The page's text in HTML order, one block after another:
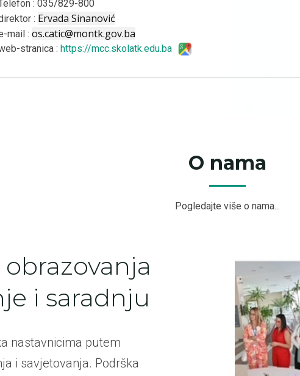
: 035/829-800
: Ervada Sinanović
mail :os.catic@montk.gov.ba
stranica :https://mcc.skolatk.edu.ba
O nama
Pogledajte više o nama...
i saradnju
nastavnicima putem
i savjetovanja. Podrška